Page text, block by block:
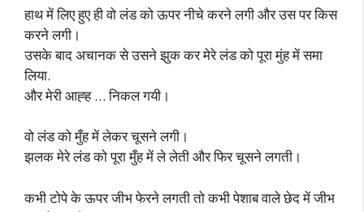
हाथ में लिए हुए ही वो लंड को ऊपर नीचे करने लगी और उस पर किस
करने लगी।
उसके बाद अचानक से उसने झुक कर मेरे लंड को पूरा मुंह में समा
लिया.
और मेरी आह्ह … निकल गयी।
वो लंड को मुँह में लेकर चूसने लगी।
झलक मेरे लंड को पूरा मुँह में ले लेती और फिर चूसने लगती।
कभी टोपे के ऊपर जीभ फेरने लगती तो कभी पेशाब वाले छेद में जीभ